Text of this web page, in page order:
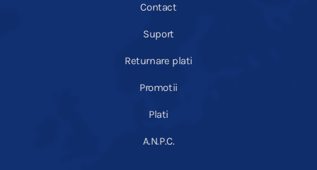
Contact
Suport
Returnare plati
Promotii
Plati
A.N.P.C.